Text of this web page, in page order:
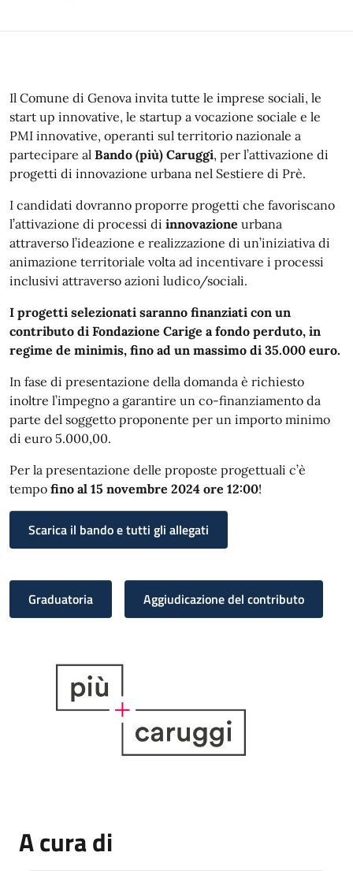
Il Comune di Genova invita tutte le imprese sociali, le
start up innovative, le startup a vocazione sociale e le
PMI innovative, operanti sul territorio nazionale a
partecipare al Bando (più) Caruggi, per l’attivazione di
progetti di innovazione urbana nel Sestiere di Prè.
I candidati dovranno proporre progetti che favoriscano
l’attivazione di processi di innovazione urbana
attraverso l’ideazione e realizzazione di un’iniziativa di
animazione territoriale volta ad incentivare i processi
inclusivi attraverso azioni ludico/sociali.
I progetti selezionati saranno finanziati con un
contributo di Fondazione Carige a fondo perduto, in
regime de minimis, fino ad un massimo di 35.000 euro.
In fase di presentazione della domanda è richiesto
inoltre l’impegno a garantire un co-finanziamento da
parte del soggetto proponente per un importo minimo
di euro 5.000,00.
Per la presentazione delle proposte progettuali c’è
tempo fino al 15 novembre 2024 ore 12:00!
Scarica il bando e tutti gli allegati
Graduatoria Aggiudicazione del contributo
A cura di